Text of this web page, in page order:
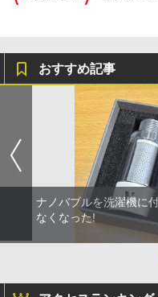
おすすめ記事
ナノバブルを洗濯機に
なくなった!